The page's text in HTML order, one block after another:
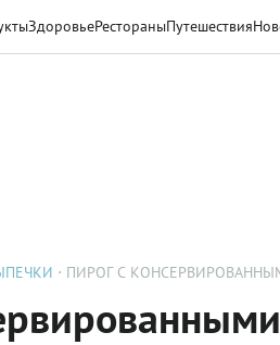
ЗдоровьеРестораныПутешествия
ПИРОГ С